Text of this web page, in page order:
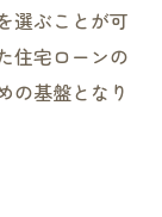
選ぶことが可
住宅ローンの
の基盤となり